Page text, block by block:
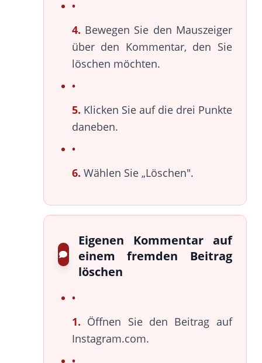
4. Bewegen Sie den Mauszeiger
über den Kommentar, den Sie
löschen möchten.
5. Klicken Sie auf die drei Punkte
daneben.
6. Wählen Sie „Löschen".
Eigenen Kommentar auf
einem fremden Beitrag
löschen
1. Öffnen Sie den Beitrag auf
Instagram.com.